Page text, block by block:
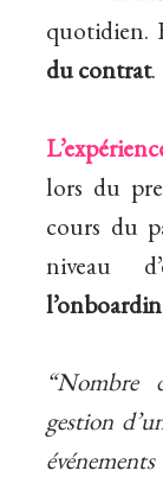
quotidien.
ducontrat.
lors du
cours du
niveau
“Nombre
gestion